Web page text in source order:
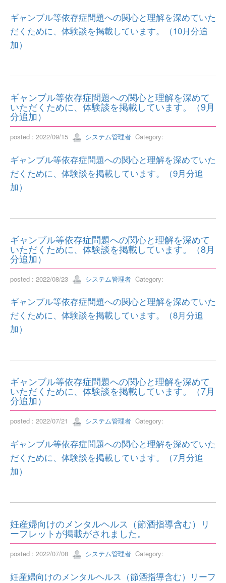
ギャンブル等依存症問題への関心と理解を深めていた
だくために、体験談を掲載しています。（10月分追
加）
ギャンブル等依存症問題への関心と理解を深めて
いただくために、体験談を掲載しています。（9月
分追加）
posted : 2022/09/15 システム管理者 Category:
ギャンブル等依存症問題への関心と理解を深めていた
だくために、体験談を掲載しています。（9月分追
加）
ギャンブル等依存症問題への関心と理解を深めて
いただくために、体験談を掲載しています。（8月
分追加）
posted : 2022/08/23 システム管理者 Category:
ギャンブル等依存症問題への関心と理解を深めていた
だくために、体験談を掲載しています。（8月分追
加）
ギャンブル等依存症問題への関心と理解を深めて
いただくために、体験談を掲載しています。（7月
分追加）
posted : 2022/07/21 システム管理者 Category:
ギャンブル等依存症問題への関心と理解を深めていた
だくために、体験談を掲載しています。（7月分追
加）
妊産婦向けのメンタルヘルス（節酒指導含む）リ
ーフレットが掲載がされました。
posted : 2022/07/08 システム管理者 Category:
妊産婦向けのメンタルヘルス（節酒指導含む）リーフ